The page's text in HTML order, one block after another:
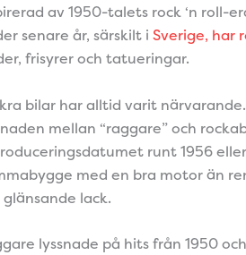
av 1950-talets rock ‘n roll-
senare år, särskilt i Sverige, har
frisyrer och tatueringar.
bilar har alltid varit
mellan “raggare” och
runt 1956
med en bra motor än
glänsande lack.
lyssnade på hits från 1950